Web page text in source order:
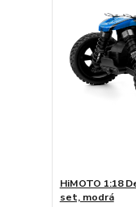
HiMOTO 1:18
set, modrá